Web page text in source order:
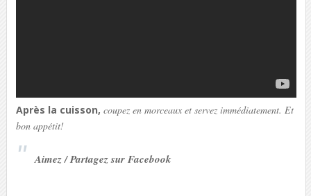
Après la cuisson, coupez en morceaux et servez immédiatement. Et
bon appétit!
Aimez / Partagez sur Facebook